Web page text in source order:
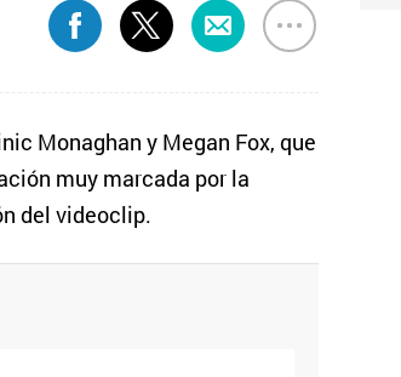
Monaghan y Megan Fox, que
muy marcada por la
del videoclip.